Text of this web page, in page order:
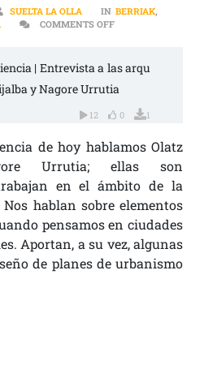
SUELTA LA OLLA IN BERRIAK,
COMMENTS OFFON CIENCIA |
| Entrevista a las arqu
y Nagore Urrutia
12 0 1
de hoy hablamos Olatz
Urrutia; ellas son
en el ámbito de la
hablan sobre elementos
pensamos en ciudades
Aportan, a su vez, algunas
de planes de urbanismo